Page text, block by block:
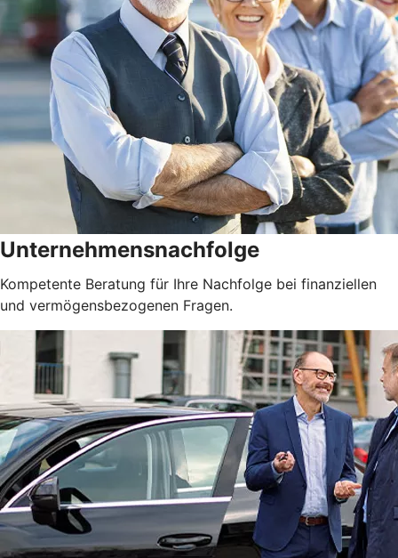
Unternehmensnachfolge
Kompetente Beratung für Ihre Nachfolge bei finanziellen
und vermögensbezogenen Fragen.